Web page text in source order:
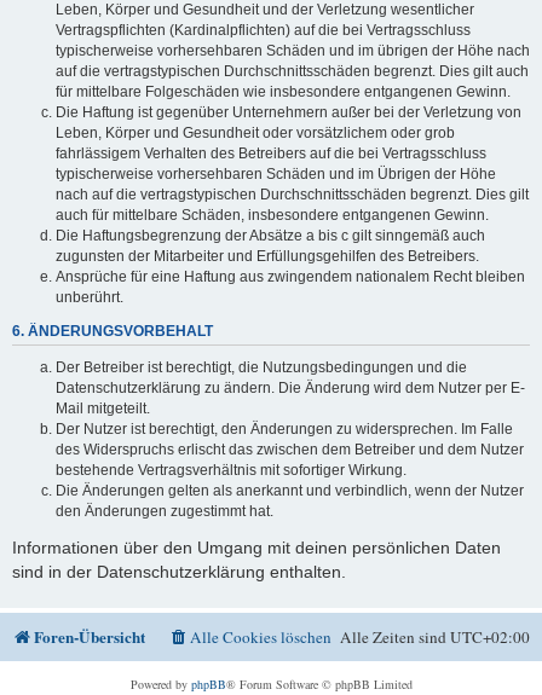
Leben, Körper und Gesundheit und der Verletzung wesentlicher
Vertragspflichten (Kardinalpflichten) auf die bei Vertragsschluss
typischerweise vorhersehbaren Schäden und im übrigen der Höhe nach
auf die vertragstypischen Durchschnittsschäden begrenzt. Dies gilt auch
für mittelbare Folgeschäden wie insbesondere entgangenen Gewinn.
Die Haftung ist gegenüber Unternehmern außer bei der Verletzung von
Leben, Körper und Gesundheit oder vorsätzlichem oder grob
fahrlässigem Verhalten des Betreibers auf die bei Vertragsschluss
typischerweise vorhersehbaren Schäden und im Übrigen der Höhe
nach auf die vertragstypischen Durchschnittsschäden begrenzt. Dies gilt
auch für mittelbare Schäden, insbesondere entgangenen Gewinn.
Die Haftungsbegrenzung der Absätze a bis c gilt sinngemäß auch
zugunsten der Mitarbeiter und Erfüllungsgehilfen des Betreibers.
Ansprüche für eine Haftung aus zwingendem nationalem Recht bleiben
unberührt.
6. ÄNDERUNGSVORBEHALT
Der Betreiber ist berechtigt, die Nutzungsbedingungen und die
Datenschutzerklärung zu ändern. Die Änderung wird dem Nutzer per E-
Mail mitgeteilt.
Der Nutzer ist berechtigt, den Änderungen zu widersprechen. Im Falle
des Widerspruchs erlischt das zwischen dem Betreiber und dem Nutzer
bestehende Vertragsverhältnis mit sofortiger Wirkung.
Die Änderungen gelten als anerkannt und verbindlich, wenn der Nutzer
den Änderungen zugestimmt hat.
Informationen über den Umgang mit deinen persönlichen Daten
sind in der Datenschutzerklärung enthalten.
Foren-Übersicht Alle Zeiten sindUTC+02:00
Alle Cookies löschen
Powered by phpBB® Forum Software © phpBB Limited